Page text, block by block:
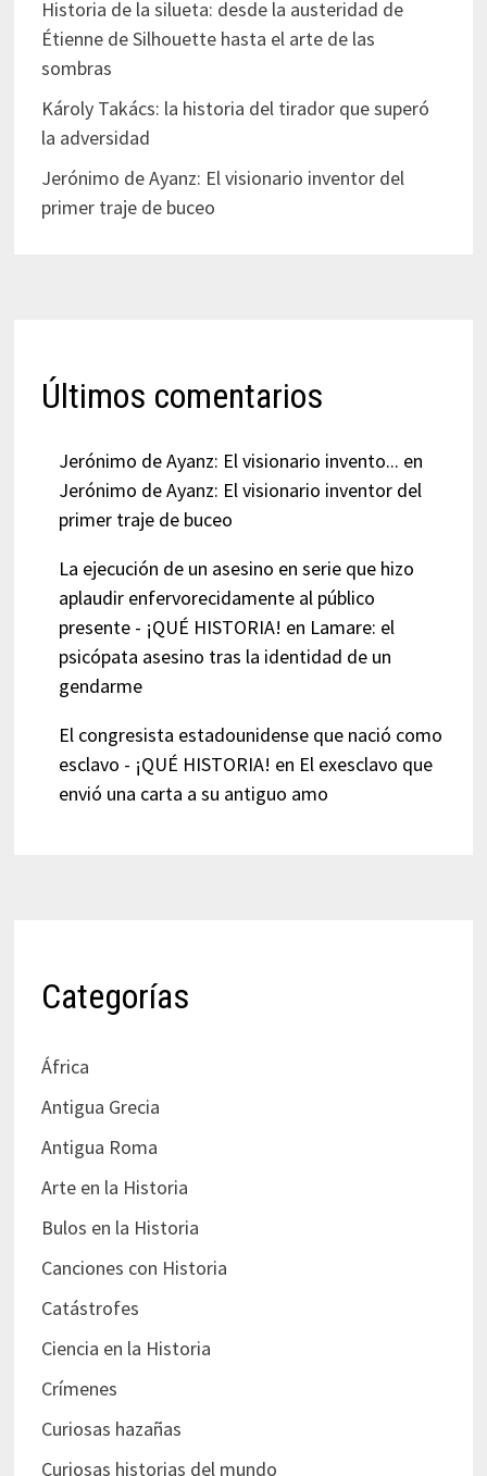
Historia de la silueta: desde la austeridad de
Étienne de Silhouette hasta el arte de las
sombras
Károly Takács: la historia del tirador que superó
la adversidad
Jerónimo de Ayanz: El visionario inventor del
primer traje de buceo
Últimos comentarios
Jerónimo de Ayanz: El visionario invento... en
Jerónimo de Ayanz: El visionario inventor del
primer traje de buceo
La ejecución de un asesino en serie que hizo
aplaudir enfervorecidamente al público
presente - ¡QUÉ HISTORIA! en Lamare: el
psicópata asesino tras la identidad de un
gendarme
El congresista estadounidense que nació como
esclavo - ¡QUÉ HISTORIA! en El exesclavo que
envió una carta a su antiguo amo
Categorías
África
Antigua Grecia
Antigua Roma
Arte en la Historia
Bulos en la Historia
Canciones con Historia
Catástrofes
Ciencia en la Historia
Crímenes
Curiosas hazañas
Curiosas historias del mundo